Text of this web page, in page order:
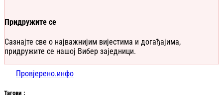
Придружите се
Сазнајте све о најважнијим вијестима и догађајима,
придружите се нашој Вибер заједници.
Провјерено.инфо
Тагови :